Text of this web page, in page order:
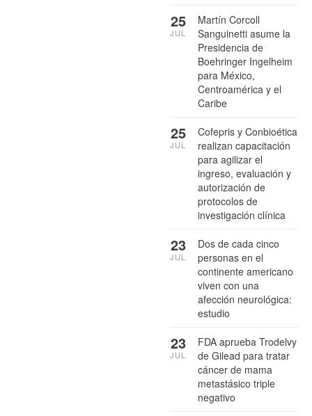
Martín Corcoll
Sanguinetti asume la
Presidencia de
Boehringer Ingelheim
para México,
Centroamérica y el
Caribe
25
JUL
Cofepris y Conbioética
realizan capacitación
para agilizar el
ingreso, evaluación y
autorización de
protocolos de
investigación clínica
25
JUL
Dos de cada cinco
personas en el
continente americano
viven con una
afección neurológica:
estudio
23
JUL
FDA aprueba Trodelvy
de Gilead para tratar
cáncer de mama
metastásico triple
negativo
23
JUL